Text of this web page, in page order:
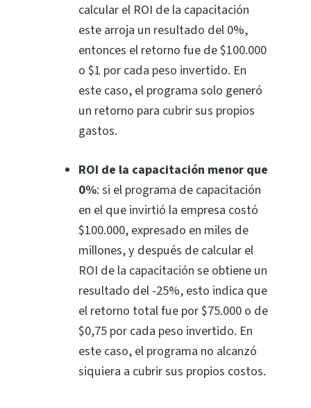
calcular el ROI de la capacitación
este arroja un resultado del 0%,
entonces el retorno fue de $100.000
o $1 por cada peso invertido. En
este caso, el programa solo generó
un retorno para cubrir sus propios
gastos.
ROI de la capacitación menor que
0%: si el programa de capacitación
en el que invirtió la empresa costó
$100.000, expresado en miles de
millones, y después de calcular el
ROI de la capacitación se obtiene un
resultado del -25%, esto indica que
el retorno total fue por $75.000 o de
$0,75 por cada peso invertido. En
este caso, el programa no alcanzó
siquiera a cubrir sus propios costos.